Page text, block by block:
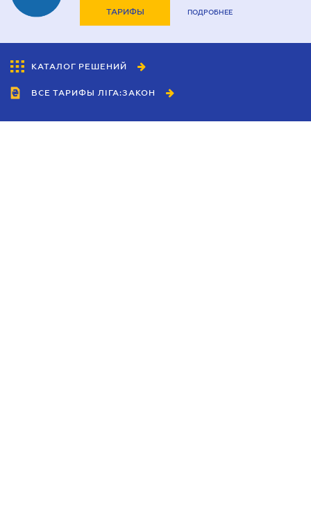
ТАРИФЫ ПОДРОБНЕЕ
КАТАЛОГ РЕШЕНИЙ
ВСЕ ТАРИФЫ ЛІГА:ЗАКОН